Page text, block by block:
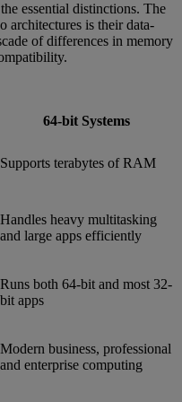
essential distinctions. The
architectures is their data-
of differences in memory
64-bit Systems
Supports terabytes of RAM
Handles heavy multitasking
and large apps efficiently
Runs both 64-bit and most 32-
bit apps
Modern business, professional
and enterprise computing